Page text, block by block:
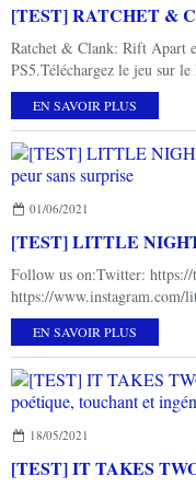
Ratchet & Clank: Rift Apart
PS5.Téléchargez le jeu sur
EN SAVOIR PLUS
01/06/2021
Follow us on:Twitter:
https://www.instagram.com/
EN SAVOIR PLUS
18/05/2021